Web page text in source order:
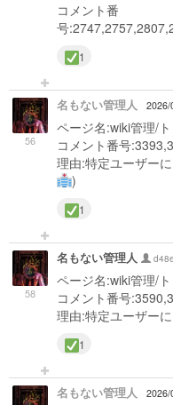
コメント番
号
1
56
名もない管理人
ページ名:wiki管理/
コメント番号
理由:特定ユーザー
)
1
58
名もない管理人
ページ名:wiki管理/
コメント番号
理由:特定ユーザー
1
名もない管理人